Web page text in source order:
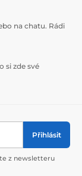
na chatu. Rádi
si zde své
Přihlásit
z newsletteru